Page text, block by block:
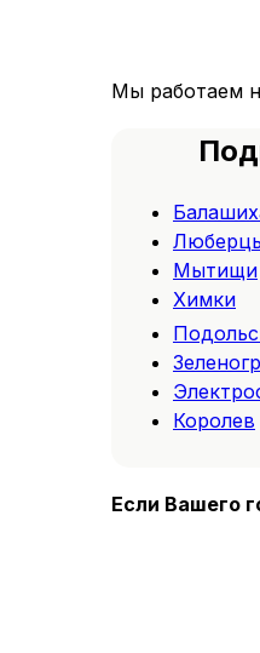
Мы работаем
Если Вашего
Мытищи
Химки
Королев